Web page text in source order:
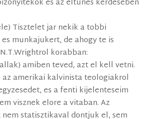
es az eltunes kerdeseben
Tisztelet jar nekik a tobbi
munkajukert, de ahogy te is
korabban:
amiben teved, azt el kell vetni.
az amerikai kalvinista teologiakrol
es a fenti kijelenteseim
visznek elore a vitaban. Az
nem statisztikaval dontjuk el, sem